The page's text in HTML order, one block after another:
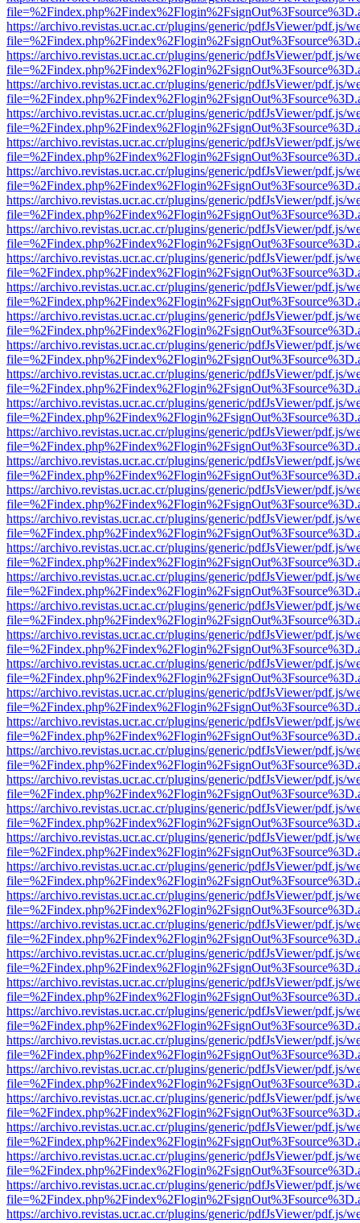
https://archivo.revistas.ucr.ac.cr/plugins/generic/pdfJsViewer/pdf.js/
https://archivo.revistas.ucr.ac.cr/plugins/generic/pdfJsViewer/pdf.js/
https://archivo.revistas.ucr.ac.cr/plugins/generic/pdfJsViewer/pdf.js/
https://archivo.revistas.ucr.ac.cr/plugins/generic/pdfJsViewer/pdf.js/
https://archivo.revistas.ucr.ac.cr/plugins/generic/pdfJsViewer/pdf.js/
https://archivo.revistas.ucr.ac.cr/plugins/generic/pdfJsViewer/pdf.js/
https://archivo.revistas.ucr.ac.cr/plugins/generic/pdfJsViewer/pdf.js/
https://archivo.revistas.ucr.ac.cr/plugins/generic/pdfJsViewer/pdf.js/
https://archivo.revistas.ucr.ac.cr/plugins/generic/pdfJsViewer/pdf.js/
https://archivo.revistas.ucr.ac.cr/plugins/generic/pdfJsViewer/pdf.js/
https://archivo.revistas.ucr.ac.cr/plugins/generic/pdfJsViewer/pdf.js/
https://archivo.revistas.ucr.ac.cr/plugins/generic/pdfJsViewer/pdf.js/
https://archivo.revistas.ucr.ac.cr/plugins/generic/pdfJsViewer/pdf.js/
https://archivo.revistas.ucr.ac.cr/plugins/generic/pdfJsViewer/pdf.js/
https://archivo.revistas.ucr.ac.cr/plugins/generic/pdfJsViewer/pdf.js/
https://archivo.revistas.ucr.ac.cr/plugins/generic/pdfJsViewer/pdf.js/
https://archivo.revistas.ucr.ac.cr/plugins/generic/pdfJsViewer/pdf.js/
https://archivo.revistas.ucr.ac.cr/plugins/generic/pdfJsViewer/pdf.js/
https://archivo.revistas.ucr.ac.cr/plugins/generic/pdfJsViewer/pdf.js/
https://archivo.revistas.ucr.ac.cr/plugins/generic/pdfJsViewer/pdf.js/
https://archivo.revistas.ucr.ac.cr/plugins/generic/pdfJsViewer/pdf.js/
https://archivo.revistas.ucr.ac.cr/plugins/generic/pdfJsViewer/pdf.js/
https://archivo.revistas.ucr.ac.cr/plugins/generic/pdfJsViewer/pdf.js/
https://archivo.revistas.ucr.ac.cr/plugins/generic/pdfJsViewer/pdf.js/
https://archivo.revistas.ucr.ac.cr/plugins/generic/pdfJsViewer/pdf.js/
https://archivo.revistas.ucr.ac.cr/plugins/generic/pdfJsViewer/pdf.js/
https://archivo.revistas.ucr.ac.cr/plugins/generic/pdfJsViewer/pdf.js/
https://archivo.revistas.ucr.ac.cr/plugins/generic/pdfJsViewer/pdf.js/
https://archivo.revistas.ucr.ac.cr/plugins/generic/pdfJsViewer/pdf.js/
https://archivo.revistas.ucr.ac.cr/plugins/generic/pdfJsViewer/pdf.js/
https://archivo.revistas.ucr.ac.cr/plugins/generic/pdfJsViewer/pdf.js/
https://archivo.revistas.ucr.ac.cr/plugins/generic/pdfJsViewer/pdf.js/
https://archivo.revistas.ucr.ac.cr/plugins/generic/pdfJsViewer/pdf.js/
https://archivo.revistas.ucr.ac.cr/plugins/generic/pdfJsViewer/pdf.js/
https://archivo.revistas.ucr.ac.cr/plugins/generic/pdfJsViewer/pdf.js/
https://archivo.revistas.ucr.ac.cr/plugins/generic/pdfJsViewer/pdf.js/
https://archivo.revistas.ucr.ac.cr/plugins/generic/pdfJsViewer/pdf.js/
https://archivo.revistas.ucr.ac.cr/plugins/generic/pdfJsViewer/pdf.js/
https://archivo.revistas.ucr.ac.cr/plugins/generic/pdfJsViewer/pdf.js/
https://archivo.revistas.ucr.ac.cr/plugins/generic/pdfJsViewer/pdf.js/
https://archivo.revistas.ucr.ac.cr/plugins/generic/pdfJsViewer/pdf.js/
https://archivo.revistas.ucr.ac.cr/plugins/generic/pdfJsViewer/pdf.js/